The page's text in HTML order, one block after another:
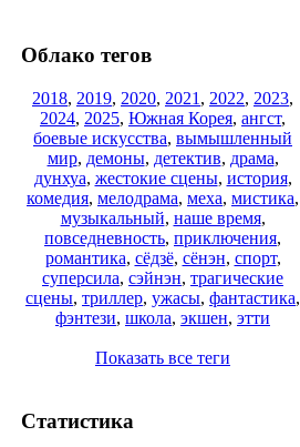
Облако тегов
2018, 2019, 2020, 2021 , 2022, 2023,
2024, 2025, Южная Корея, ангст,
боевые искусства, вымышленный
мир, демоны, детектив, драма,
дунхуа, жестокие сцены, история,
комедия, мелодрама, меха, мистика,
музыкальный, наше время,
повседневность, приключения,
романтика, сёдзё, сёнэн, спорт,
суперсила, сэйнэн, трагические
сцены, триллер, ужасы, фантастика,
фэнтези, школа, экшен, этти
Показать все теги
Статистика